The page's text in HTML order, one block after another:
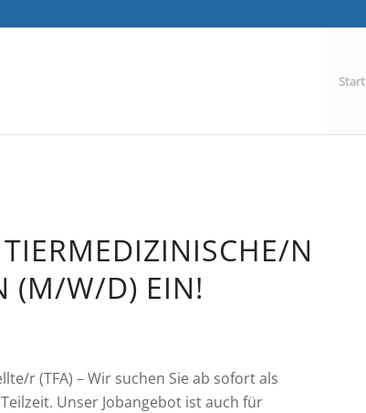
Start
N
(M/W/D) EIN!
r (TFA) – Wir suchen Sie ab sofort als
Unser Jobangebot ist auch für